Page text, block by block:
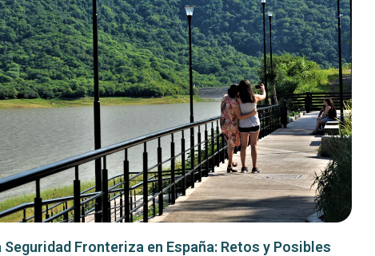
Seguridad Fronteriza en España: Retos y Posibles